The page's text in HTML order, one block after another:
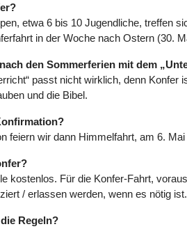
etwa 6 bis 10 Jugendliche, treffen
in der Woche nach Ostern (30.
den Sommerferien mit dem
passt nicht wirklich, denn
und die Bibel.
feiern wir dann Himmelfahrt, am 6. Mai
kostenlos. Für die Konfer-Fahrt,
/ erlassen werden, wenn es nötig ist.
Regeln?